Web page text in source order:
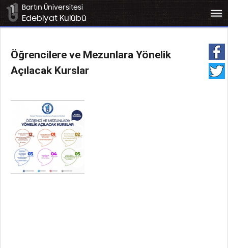
bars
Bartın Üniversitesi
Edebiyat Kulübü
Öğrencilere ve Mezunlara Yönelik
Açılacak Kurslar